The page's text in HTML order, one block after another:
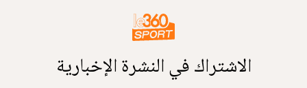
الاشتراك في النشرة الإخبارية